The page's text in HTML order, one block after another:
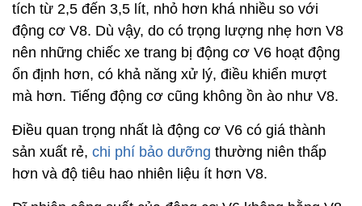
tích từ 2,5 đến 3,5 lít, nhỏ hơn khá nhiều so với
động cơ V8. Dù vậy, do có trọng lượng nhẹ hơn V8
nên những chiếc xe trang bị động cơ V6 hoạt động
ổn định hơn, có khả năng xử lý, điều khiển mượt
mà hơn. Tiếng động cơ cũng không ồn ào như V8.
Điều quan trọng nhất là động cơ V6 có giá thành
sản xuất rẻ, chi phí bảo dưỡng thường niên thấp
hơn và độ tiêu hao nhiên liệu ít hơn V8.